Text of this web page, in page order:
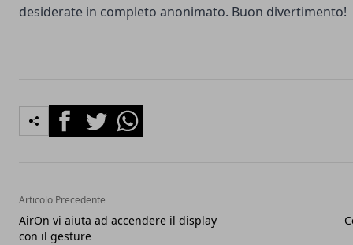
desiderate in completo anonimato. Buon divertimento!
FacebookTwitterWhatsapp
Articolo Precedente
AirOn vi aiuta ad accendere il display
con il gesture